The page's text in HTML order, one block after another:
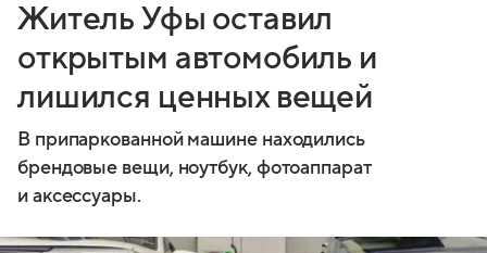
Житель Уфы оставил
открытым автомобиль и
лишился ценных вещей
В припаркованной машине находились
брендовые вещи, ноутбук, фотоаппарат
и аксессуары.